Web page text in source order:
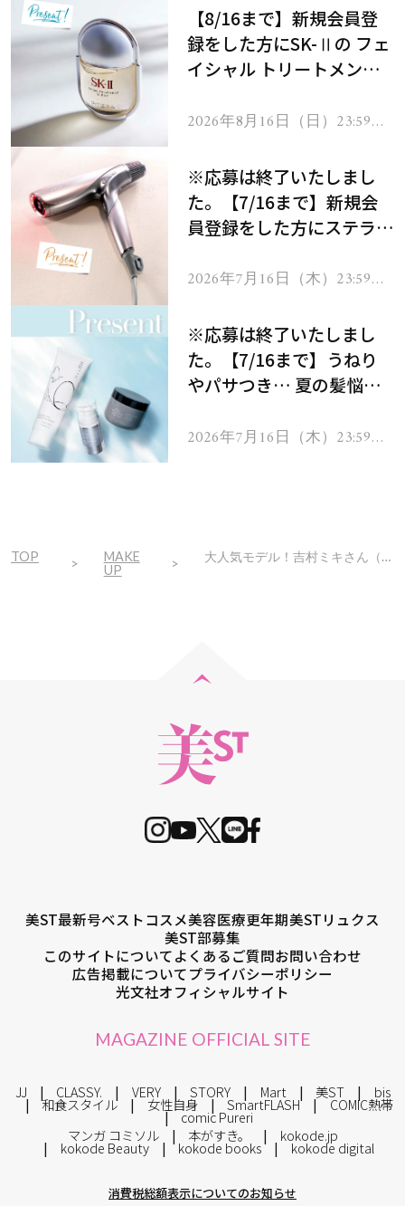
【8/16まで】新規会員登
録をした方にSK-Ⅱの フェ
イシャル トリートメント
2026年8月16日（日）23:59ま
※応募は終了いたしまし
た。【7/16まで】新規会
員登録をした方にステラボ
ヘアドライヤー ジュエル
2026年7月16日（木）23:59ま
※応募は終了いたしまし
た。【7/16まで】うねり
やパサつき… 夏の髪悩み
ムを13名様にプレゼン
2026年7月16日（木）23:59ま
TOP
MAKE
UP
大人気モデル！吉村ミキさん（53歳）の大人可愛いリアル私服＆ポーチの中身
美ST最新号ベストコスメ美容医療更年期美STリュクス
美ST部募集
このサイトについてよくあるご質問お問い合わせ
広告掲載についてプライバシーポリシー
光文社オフィシャルサイト
MAGAZINE OFFICIAL SITE
JJ CLASSY. VERY STORY Mart 美ST bis
和食スタイル 女性自身 SmartFLASH COMIC熱帯
comic Pureri
マンガ コミソル
本がすき。 kokode.jp
kokode Beauty kokode books kokode digital
消費税総額表示についてのお知らせ